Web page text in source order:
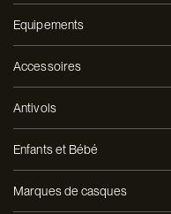
Equipements
Accessoires
Antivols
Enfants et Bébé
Marques de casques